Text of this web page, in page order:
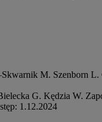
M. Szenborn L.
G. Kędzia W.
1.12.2024